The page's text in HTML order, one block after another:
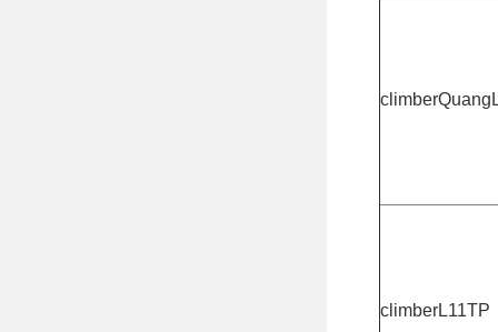
climberL11TP